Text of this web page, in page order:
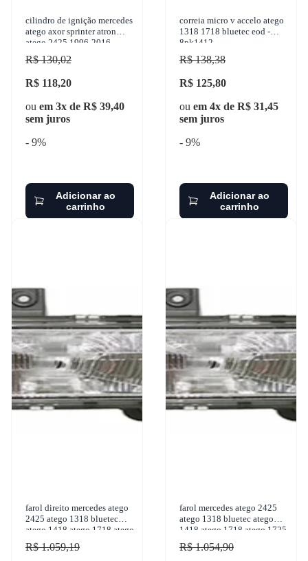
cilindro de ignição mercedes
atego axor sprinter atron
atego 2425 1996-2016
facobras - 905.0249
R$ 130,02
R$ 118,20
ou em 3x de R$ 39,40
sem juros
- 9%
Adicionar ao
carrinho
correia micro v accelo atego
1318 1718 bluetec eod -
8pk1412
R$ 138,38
R$ 125,80
ou em 4x de R$ 31,45
sem juros
- 9%
Adicionar ao
carrinho
farol direito mercedes atego
2425 atego 1318 bluetec
atego 1418 atego 1718 atego
1725 2006-2010 nino farois
- f-196
R$ 1.059,19
farol mercedes atego 2425
atego 1318 bluetec atego
1418 atego 1718 atego 1725
2006-2010 nino farois - f-
195
R$ 1.054,90